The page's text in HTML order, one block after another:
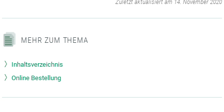
Zuletzt aktualisiert am 14. November 2020
MEHR ZUM THEMA
Inhaltsverzeichnis
Online Bestellung